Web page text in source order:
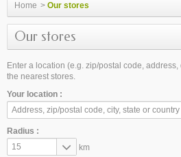
Home > Our stores
Our stores
Enter a location (e.g. zip/postal code,
the nearest stores.
Your location :
Radius :
15
km